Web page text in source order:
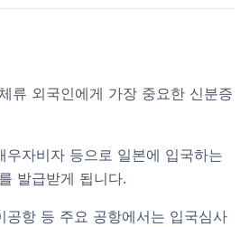
류 외국인에게 가장 중요한 신분증
우자비자 등으로 일본에 입국하는
발급받게 됩니다.
공항 등 주요 공항에서는 입국심사